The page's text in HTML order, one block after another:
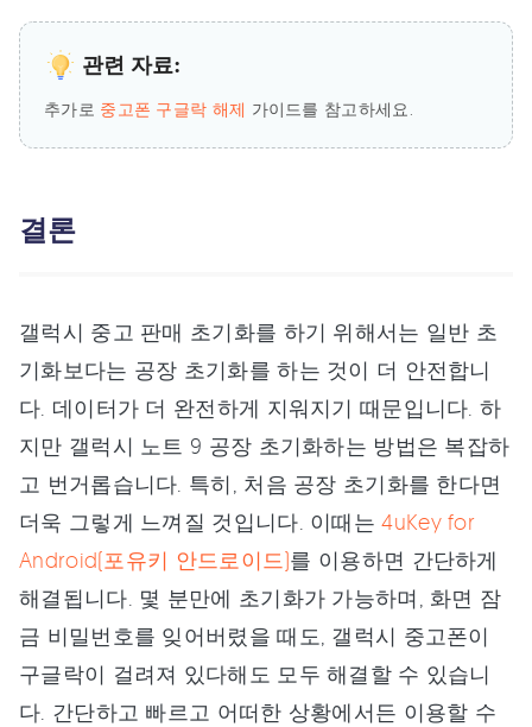
관련 자료:
추가로 중고폰 구글락 해제 가이드를 참고하세요.
결론
갤럭시 중고 판매 초기화를 하기 위해서는 일반 초
기화보다는 공장 초기화를 하는 것이 더 안전합니
다. 데이터가 더 완전하게 지워지기 때문입니다. 하
지만 갤럭시 노트 9 공장 초기화하는 방법은 복잡하
고 번거롭습니다. 특히, 처음 공장 초기화를 한다면
더욱 그렇게 느껴질 것입니다. 이때는4uKey for
Android(포유키 안드로이드)를 이용하면 간단하게
해결됩니다. 몇 분만에 초기화가 가능하며, 화면 잠
금 비밀번호를 잊어버렸을 때도, 갤럭시 중고폰이
구글락이 걸려져 있다해도 모두 해결할 수 있습니
다. 간단하고 빠르고 어떠한 상황에서든 이용할 수